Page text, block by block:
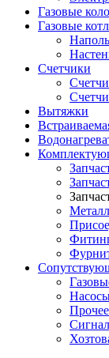
Газовые
Газовые
Счетчики
Вытяжки
Прочее